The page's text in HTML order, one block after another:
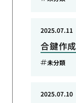
合鍵作
2025.07.11
未分類
2025.07.10